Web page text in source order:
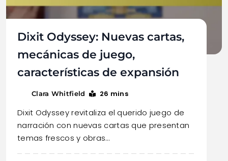
Dixit Odyssey: Nuevas cartas,
mecánicas de juego,
características de expansión
Clara Whitfield 26 mins
Dixit Odyssey revitaliza el querido juego de
narración con nuevas cartas que presentan
temas frescos y obras…